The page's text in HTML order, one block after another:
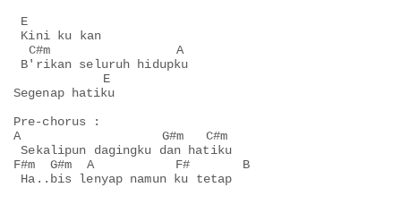
E
Kini ku kan
  C#m                 A
B'rikan seluruh hidupku
            E
Segenap hatiku
Pre-chorus :
A                   G#m   C#m
Sekalipun dagingku dan hatiku
F#m  G#m  A           F#       B
Ha..bis lenyap namun ku tetap